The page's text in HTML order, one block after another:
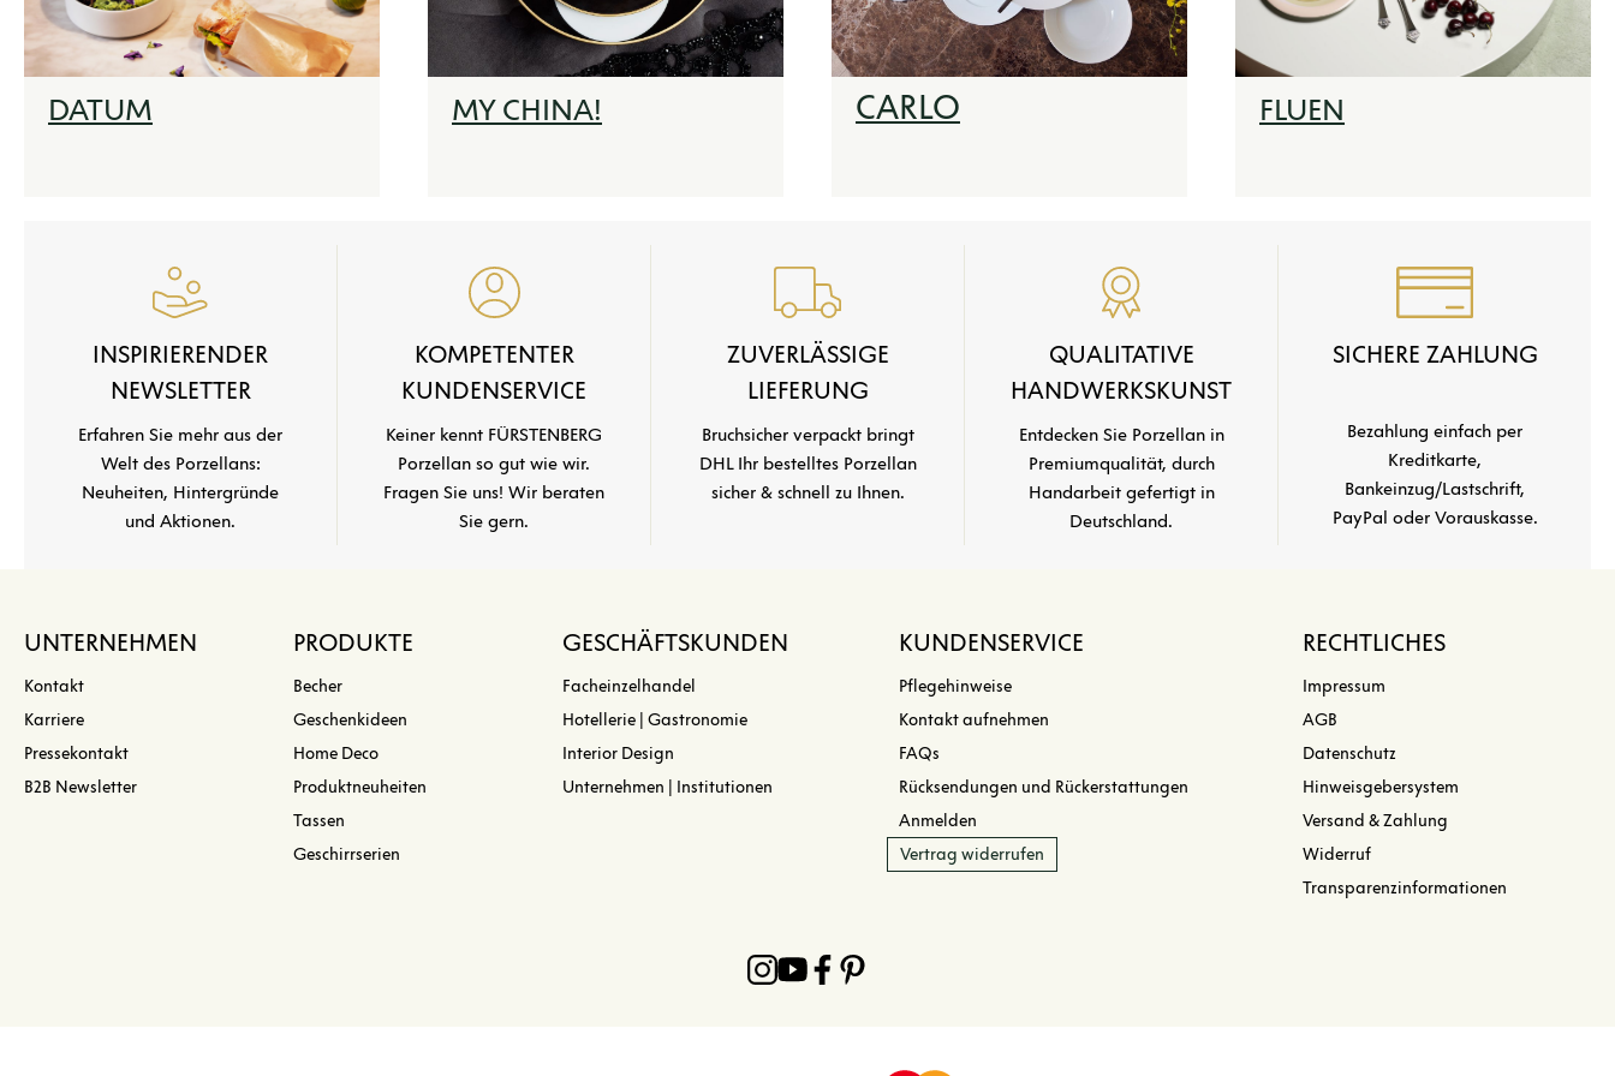
DATUM MY CHINA! CARLO FLUEN
INSPIRIERENDER
NEWSLETTER
Erfahren Sie mehr aus der
Welt des Porzellans:
Neuheiten, Hintergründe
und Aktionen.
KOMPETENTER
KUNDENSERVICE
Keiner kennt FÜRSTENBERG
Porzellan so gut wie wir.
Fragen Sie uns! Wir beraten
Sie gern.
ZUVERLÄSSIGE
LIEFERUNG
Bruchsicher verpackt bringt
DHL Ihr bestelltes Porzellan
sicher & schnell zu Ihnen.
QUALITATIVE
HANDWERKSKUNST
Entdecken Sie Porzellan in
Premiumqualität, durch
Handarbeit gefertigt in
Deutschland.
SICHERE ZAHLUNG
Bezahlung einfach per
Kreditkarte,
Bankeinzug/Lastschrift,
PayPal oder Vorauskasse.
UNTERNEHMEN
Kontakt
Karriere
Pressekontakt
B2B Newsletter
PRODUKTE
Becher
Geschenkideen
Home Deco
Produktneuheiten
Tassen
Geschirrserien
GESCHÄFTSKUNDEN
Facheinzelhandel
Hotellerie | Gastronomie
Interior Design
Unternehmen | Institutionen
KUNDENSERVICE
Pflegehinweise
Kontakt aufnehmen
FAQs
Rücksendungen und Rückerstattungen
Anmelden
Vertrag widerrufen
RECHTLICHES
Impressum
AGB
Datenschutz
Hinweisgebersystem
Versand & Zahlung
Widerruf
Transparenzinformationen